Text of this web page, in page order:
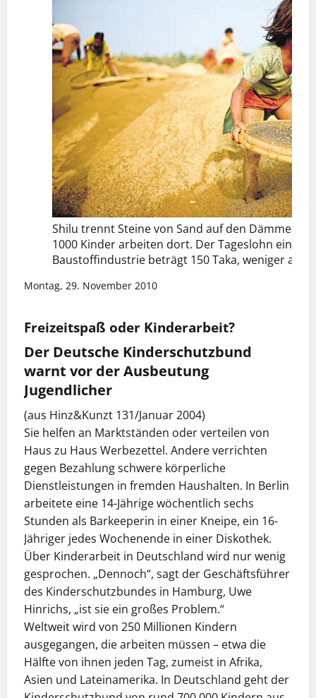
Shilu trennt Steine von Sand auf den Dämmen
1000 Kinder arbeiten dort. Der Tageslohn eines
Baustoffindustrie beträgt 150 Taka, weniger als
Montag, 29. November 2010
Freizeitspaß oder Kinderarbeit?
Der Deutsche Kinderschutzbund
warnt vor der Ausbeutung
Jugendlicher
(aus Hinz&Kunzt 131/Januar 2004)
Sie helfen an Marktständen oder verteilen von
Haus zu Haus Werbezettel. Andere verrichten
gegen Bezahlung schwere körperliche
Dienstleistungen in fremden Haushalten. In Berlin
arbeitete eine 14-Jährige wöchentlich sechs
Stunden als Barkeeperin in einer Kneipe, ein 16-
Jähriger jedes Wochenende in einer Diskothek.
Über Kinderarbeit in Deutschland wird nur wenig
gesprochen. „Dennoch“, sagt der Geschäftsführer
des Kinderschutzbundes in Hamburg, Uwe
Hinrichs, „ist sie ein großes Problem.“
Weltweit wird von 250 Millionen Kindern
ausgegangen, die arbeiten müssen – etwa die
Hälfte von ihnen jeden Tag, zumeist in Afrika,
Asien und Lateinamerika. In Deutschland geht der